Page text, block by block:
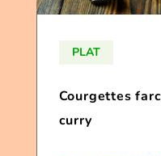
PLAT
Courgettes
curry